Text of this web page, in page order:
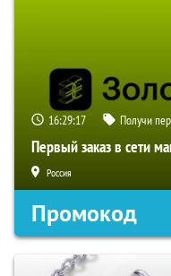
16:29:16 Получи
Первый заказ в сети
Россия
Промокод